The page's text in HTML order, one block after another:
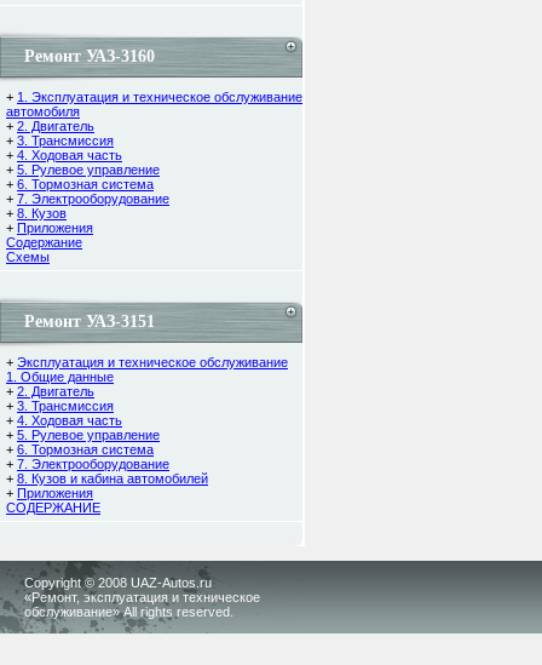
Ремонт УАЗ-3160
+ 1. Эксплуатация и техническое обслуживание
автомобиля
+ 2. Двигатель
+ 3. Трансмиссия
+ 4. Ходовая часть
+ 5. Рулевое управление
+ 6. Тормозная система
+ 7. Электрооборудование
+ 8. Кузов
+ Приложения
Содержание
Cхемы
Ремонт УАЗ-3151
+ Эксплуатация и техническое обслуживание
1. Общие данные
+ 2. Двигатель
+ 3. Трансмиссия
+ 4. Ходовая часть
+ 5. Рулевое управление
+ 6. Тормозная система
+ 7. Электрооборудование
+ 8. Кузов и кабина автомобилей
+ Приложения
СОДЕРЖАНИЕ
Copyright © 2008 UAZ-Autos.ru
«Ремонт, эксплуатация и техническое
обслуживание» All rights reserved.